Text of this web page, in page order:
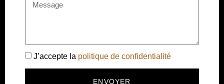
J’accepte la politique de confidentialité
ENVOYER